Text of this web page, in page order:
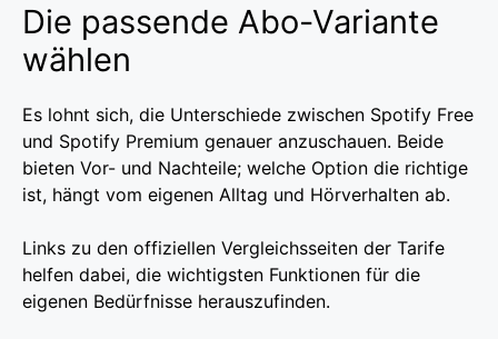
Die passende Abo-Variante
wählen
Es lohnt sich, die Unterschiede zwischen Spotify Free
und Spotify Premium genauer anzuschauen. Beide
bieten Vor- und Nachteile; welche Option die richtige
ist, hängt vom eigenen Alltag und Hörverhalten ab.
Links zu den offiziellen Vergleichsseiten der Tarife
helfen dabei, die wichtigsten Funktionen für die
eigenen Bedürfnisse herauszufinden.